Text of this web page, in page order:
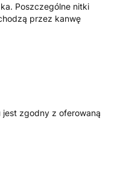
Poszczególne nitki
przez kanwę
zgodny z oferowaną